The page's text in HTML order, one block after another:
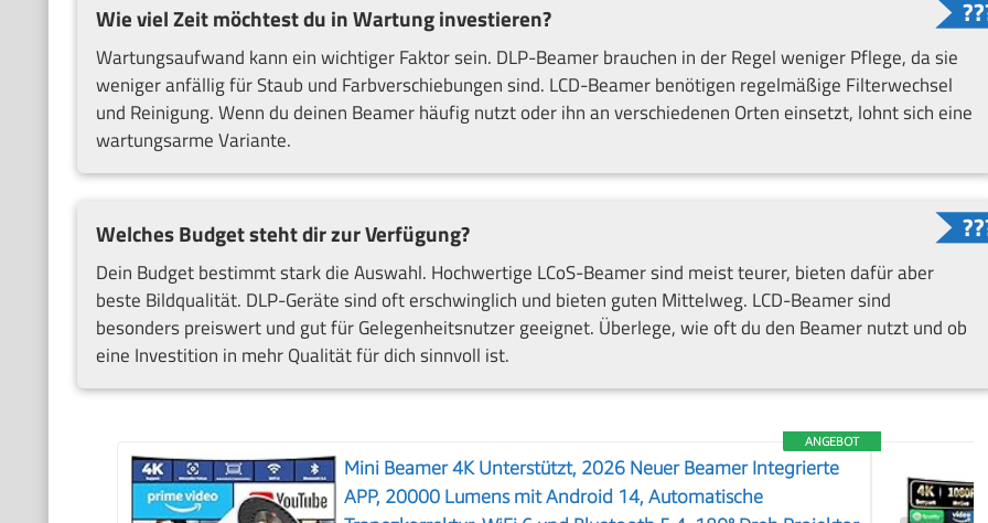
Wie viel Zeit möchtest du in Wartung investieren?
Wartungsaufwand kann ein wichtiger Faktor sein. DLP-Beamer brauchen in der Regel weniger Pflege, da sie
weniger anfällig für Staub und Farbverschiebungen sind. LCD-Beamer benötigen regelmäßige Filterwechsel
und Reinigung. Wenn du deinen Beamer häufig nutzt oder ihn an verschiedenen Orten einsetzt, lohnt sich eine
wartungsarme Variante.
Welches Budget steht dir zur Verfügung?
Dein Budget bestimmt stark die Auswahl. Hochwertige LCoS-Beamer sind meist teurer, bieten dafür aber
beste Bildqualität. DLP-Geräte sind oft erschwinglich und bieten guten Mittelweg. LCD-Beamer sind
besonders preiswert und gut für Gelegenheitsnutzer geeignet. Überlege, wie oft du den Beamer nutzt und ob
eine Investition in mehr Qualität für dich sinnvoll ist.
ANGEBOT
Mini Beamer 4K Unterstützt, 2026 Neuer Beamer Integrierte
APP, 20000 Lumens mit Android 14, Automatische